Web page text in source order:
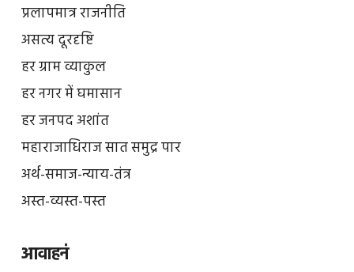
प्रलापमात्र राजनीति
असत्य दूरदृष्टि
हर ग्राम व्याकुल
हर नगर में घमासान
हर जनपद अशांत
महाराजाधिराज सात समुद्र पार
अर्थ-समाज-न्याय-तंत्र
अस्त-व्यस्त-पस्त
आवाहनं